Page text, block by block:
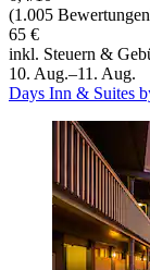
(1.005
65 €
inkl. Steuern &
10. Aug.–11. Aug.
Days Inn & Suites